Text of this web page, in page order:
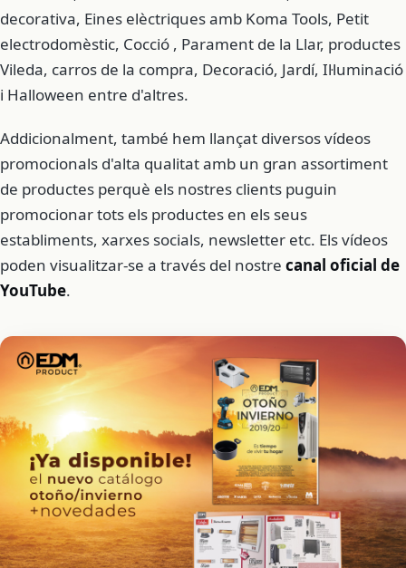
decorativa, Eines elèctriques amb Koma Tools, Petit
electrodomèstic, Cocció , Parament de la Llar, productes
Vileda, carros de la compra, Decoració, Jardí, Il·luminació
i Halloween entre d'altres.
Addicionalment, també hem llançat diversos vídeos
promocionals d'alta qualitat amb un gran assortiment
de productes perquè els nostres clients puguin
promocionar tots els productes en els seus
establiments, xarxes socials, newsletter etc. Els vídeos
poden visualitzar-se a través del nostre canal oficial de
YouTube.